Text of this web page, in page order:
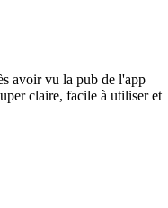
avoir vu la pub de l'app
claire, facile à utiliser et